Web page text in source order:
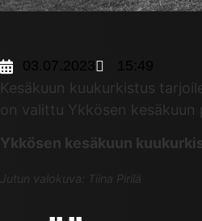
03.07.2023 15:49
Kesäkuun kuukurkistus
on valittu Ykkösen kesäkuun
Ykkösen kesäkuun
Jutun valokuva: Tiina Pirilä